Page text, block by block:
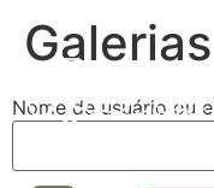
Galerias
Nome de usuário ou